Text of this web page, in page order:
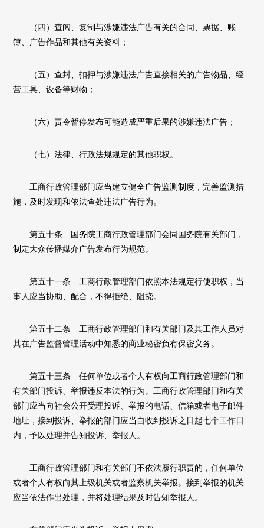
（四）查阅、复制与涉嫌违法广告有关的合同、票据、账
簿、广告作品和其他有关资料；
（五）查封、扣押与涉嫌违法广告直接相关的广告物品、经
营工具、设备等财物；
（六）责令暂停发布可能造成严重后果的涉嫌违法广告；
（七）法律、行政法规规定的其他职权。
工商行政管理部门应当建立健全广告监测制度，完善监测措
施，及时发现和依法查处违法广告行为。
第五十条 国务院工商行政管理部门会同国务院有关部门，
制定大众传播媒介广告发布行为规范。
第五十一条 工商行政管理部门依照本法规定行使职权，当
事人应当协助、配合，不得拒绝、阻挠。
第五十二条 工商行政管理部门和有关部门及其工作人员对
其在广告监督管理活动中知悉的商业秘密负有保密义务。
第五十三条 任何单位或者个人有权向工商行政管理部门和
有关部门投诉、举报违反本法的行为。工商行政管理部门和有关
部门应当向社会公开受理投诉、举报的电话、信箱或者电子邮件
地址，接到投诉、举报的部门应当自收到投诉之日起七个工作日
内，予以处理并告知投诉、举报人。
工商行政管理部门和有关部门不依法履行职责的，任何单位
或者个人有权向其上级机关或者监察机关举报。接到举报的机关
应当依法作出处理，并将处理结果及时告知举报人。